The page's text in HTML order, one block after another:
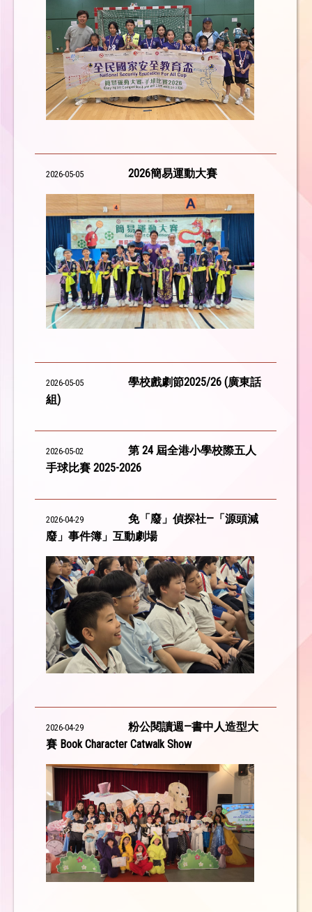
2026-05-05 2026簡易運動大賽
2026-05-05
學校戲劇節2025/26 (廣東話
組)
2026-05-02
第 24 屆全港小學校際五人
手球比賽 2025-2026
2026-04-29
免「廢」偵探社—「源頭減
廢」事件簿」互動劇場
2026-04-29
粉公閱讀週—書中人造型大
賽 Book Character Catwalk Show